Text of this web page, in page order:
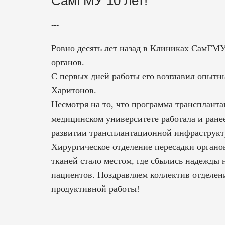
---
Ровно десять лет назад в Клиниках
органов.
С первых дней работы его возглавил
Харитонов.
Несмотря на то, что программа
медицинском университете работала и
развитии трансплантационной
Хирургическое отделение пересадки
тканей стало местом, где сбылись
пациентов. Поздравляем коллектив
продуктивной работы!